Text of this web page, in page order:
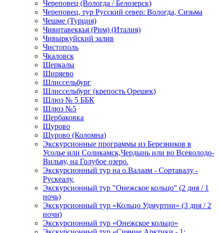
Череповец (Вологда / Белозерск)
Череповец, тур Русский север: Вологда, Сизьма
Чешме (Турция)
Чивитавеккья (Рим) (Италия)
Чивыркуйский залив
Чистополь
Чкаловск
Шеркалы
Ширяево
Шлиссельбург
Шлиссельбург (крепость Орешек)
Шлюз № 5 ББК
Шлюз №5
Щербаковка
Щурово
Щурово (Коломна)
Экскурсионные программы из Березников в
Усолье или Соликамск,Чердынь или во Всеволодо-
Вильву, на Голубое озеро.
Экскурсионный тур на о.Валаам - Сортавалу -
Рускеалу.
Экскурсионный тур "Онежское кольцо" (2 дня / 1
ночь)
Экскурсионный тур «Кольцо Удмуртии» (3 дня / 2
ночи)
Экскурсионный тур «Онежское кольцо»